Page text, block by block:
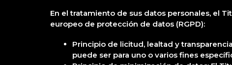
En el tratamiento de sus datos personales, el
europeo de protección de datos (RGPD):
Principio de licitud, lealtad y
puede ser para uno o varios fines